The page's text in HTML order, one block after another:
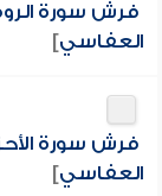
فرش سورة
العفاسي]
فرش سورة
العفاسي]